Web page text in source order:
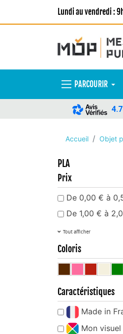
Lundi au vendredi :
PARCOURIR
Accueil Objet
PLA
Prix
De 0,00 € à
De 1,00 € à
Tout afficher
Coloris
Caractéristiques
Made in
Mon